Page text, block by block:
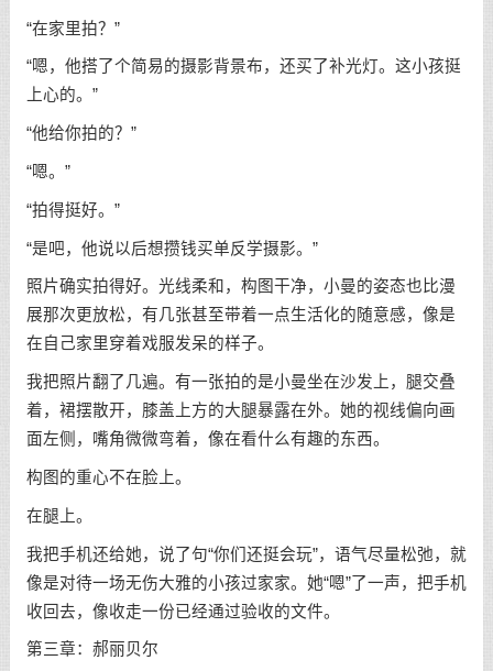
“在家里拍？”
“嗯，他搭了个简易的摄影背景布，还买了补光灯。这小孩挺
上心的。”
“他给你拍的？”
“嗯。”
“拍得挺好。”
“是吧，他说以后想攒钱买单反学摄影。”
照片确实拍得好。光线柔和，构图干净，小曼的姿态也比漫
展那次更放松，有几张甚至带着一点生活化的随意感，像是
在自己家里穿着戏服发呆的样子。
我把照片翻了几遍。有一张拍的是小曼坐在沙发上，腿交叠
着，裙摆散开，膝盖上方的大腿暴露在外。她的视线偏向画
面左侧，嘴角微微弯着，像在看什么有趣的东西。
构图的重心不在脸上。
在腿上。
我把手机还给她，说了句“你们还挺会玩”，语气尽量松弛，就
像是对待一场无伤大雅的小孩过家家。她“嗯”了一声，把手机
收回去，像收走一份已经通过验收的文件。
第三章：郝丽贝尔